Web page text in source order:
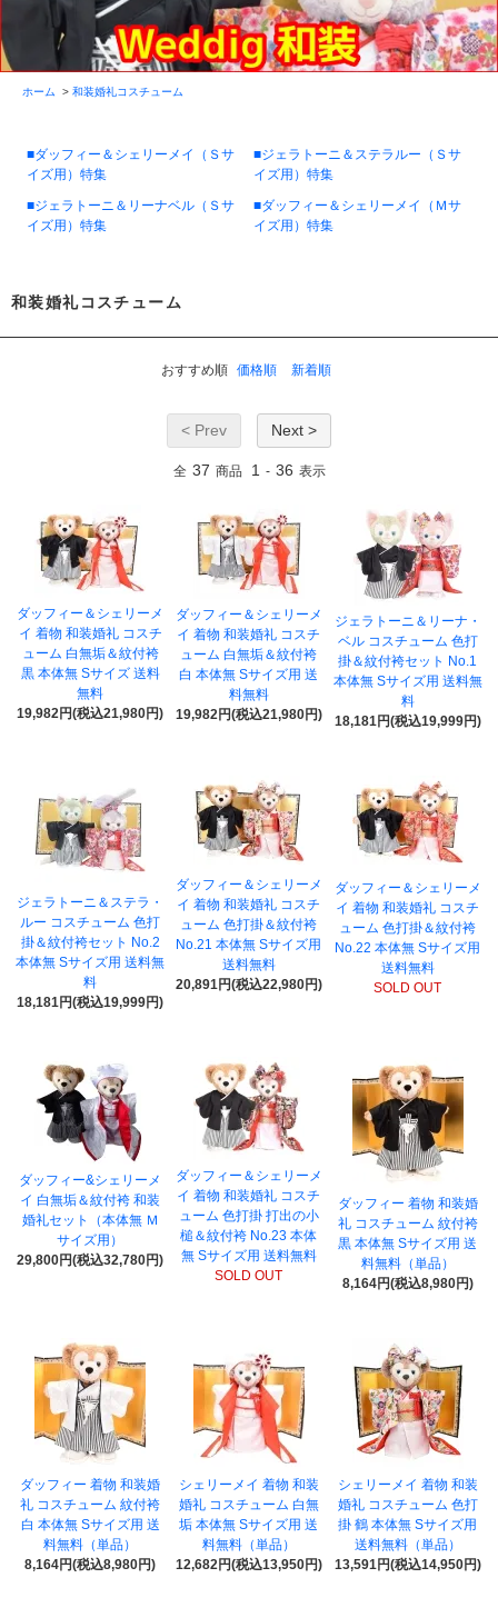
ホーム > 和装婚礼コスチューム
■ダッフィー＆シェリーメイ（Ｓサ
イズ用）特集
■ジェラトーニ＆ステラルー（Ｓサ
イズ用）特集
■ジェラトーニ＆リーナベル（Ｓサ
イズ用）特集
■ダッフィー＆シェリーメイ（Ｍサ
イズ用）特集
和装婚礼コスチューム
おすすめ順 価格順 新着順
< Prev Next >
全 37 商品 1 - 36 表示
ダッフィー＆シェリーメ
イ 着物 和装婚礼 コスチ
ューム 白無垢＆紋付袴
黒 本体無 Sサイズ 送料
無料
19,982円(税込21,980円)
ダッフィー＆シェリーメ
イ 着物 和装婚礼 コスチ
ューム 白無垢＆紋付袴
白 本体無 Sサイズ用 送
料無料
19,982円(税込21,980円)
ジェラトーニ＆リーナ・
ベル コスチューム 色打
掛＆紋付袴セット No.1
本体無 Sサイズ用 送料無
料
18,181円(税込19,999円)
ジェラトーニ＆ステラ・
ルー コスチューム 色打
掛＆紋付袴セット No.2
本体無 Sサイズ用 送料無
料
18,181円(税込19,999円)
ダッフィー＆シェリーメ
イ 着物 和装婚礼 コスチ
ューム 色打掛＆紋付袴
No.21 本体無 Sサイズ用
送料無料
20,891円(税込22,980円)
ダッフィー＆シェリーメ
イ 着物 和装婚礼 コスチ
ューム 色打掛＆紋付袴
No.22 本体無 Sサイズ用
送料無料
SOLD OUT
ダッフィー&シェリーメ
イ 白無垢＆紋付袴 和装
婚礼セット（本体無 Ｍ
サイズ用）
29,800円(税込32,780円)
ダッフィー＆シェリーメ
イ 着物 和装婚礼 コスチ
ューム 色打掛 打出の小
槌＆紋付袴 No.23 本体
無 Sサイズ用 送料無料
SOLD OUT
ダッフィー 着物 和装婚
礼 コスチューム 紋付袴
黒 本体無 Sサイズ用 送
料無料（単品）
8,164円(税込8,980円)
ダッフィー 着物 和装婚
礼 コスチューム 紋付袴
白 本体無 Sサイズ用 送
料無料（単品）
8,164円(税込8,980円)
シェリーメイ 着物 和装
婚礼 コスチューム 白無
垢 本体無 Sサイズ用 送
料無料（単品）
12,682円(税込13,950円)
シェリーメイ 着物 和装
婚礼 コスチューム 色打
掛 鶴 本体無 Sサイズ用
送料無料（単品）
13,591円(税込14,950円)